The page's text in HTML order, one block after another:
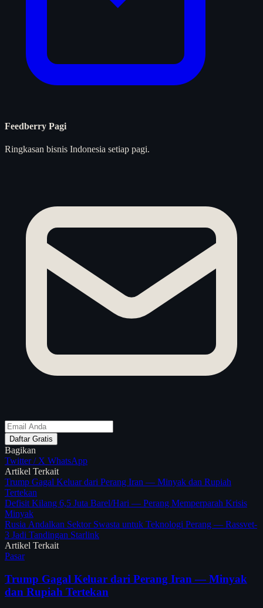
Feedberry Pagi
Ringkasan bisnis Indonesia setiap pagi.
Daftar Gratis
Bagikan
Twitter / X WhatsApp
Artikel Terkait
Trump Gagal Keluar dari Perang Iran — Minyak dan Rupiah
Tertekan
Defisit Kilang 6,5 Juta Barel/Hari — Perang Memperparah Krisis
Minyak
Rusia Andalkan Sektor Swasta untuk Teknologi Perang — Rassvet-
3 Jadi Tandingan Starlink
Artikel Terkait
Pasar
Trump Gagal Keluar dari Perang Iran — Minyak
dan Rupiah Tertekan